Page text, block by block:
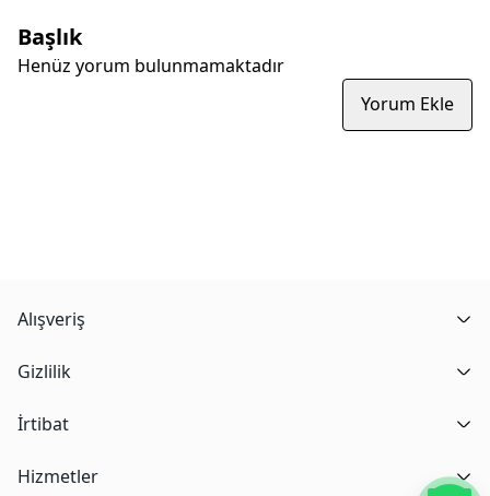
Başlık
Henüz yorum bulunmamaktadır
Yorum Ekle
Alışveriş
Gizlilik
İrtibat
Hizmetler